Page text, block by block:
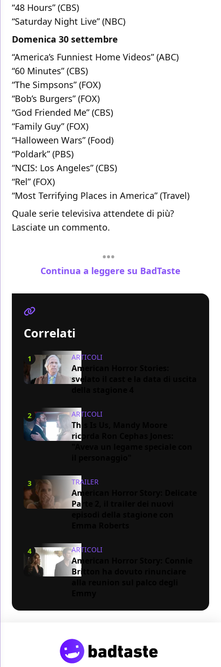
“48 Hours” (CBS)
“Saturday Night Live” (NBC)
Domenica 30 settembre
“America’s Funniest Home Videos” (ABC)
“60 Minutes” (CBS)
“The Simpsons” (FOX)
“Bob’s Burgers” (FOX)
“God Friended Me” (CBS)
“Family Guy” (FOX)
“Halloween Wars” (Food)
“Poldark” (PBS)
“NCIS: Los Angeles” (CBS)
“Rel” (FOX)
“Most Terrifying Places in America” (Travel)
Quale serie televisiva attendete di più?
Lasciate un commento.
Continua a leggere su BadTaste
Correlati
1 ARTICOLI
American Horror Stories:
svelato il cast e la data di uscita
2 ARTICOLI
This Is Us, Mandy Moore
ricorda Ron Cephas Jones:
3 TRAILER
American Horror Story: Delicate
Parte 2, il trailer dei nuovi
4 ARTICOLI
American Horror Story: Connie
Britton ha dovuto rinunciare